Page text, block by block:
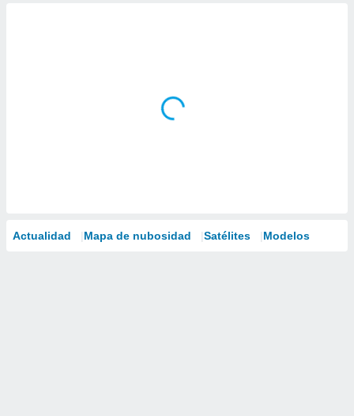
Actualidad Mapa de nubosidad Satélites Modelos